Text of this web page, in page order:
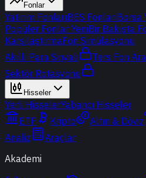
Fonlar
Yatırım FonlarıBES FonlarıBorsa
Popüler Fonlar YeniBir Bakışta
KarşılaştırmaFon Simülasyonu
Akıllı Para Sinyali
Ters Fon
Sektör Rotasyonu
Hisseler
Yerli HisselerYabancı Hisseler
ETF
Kripto Altın & Döviz
Analiz
Araçlar
Akademi